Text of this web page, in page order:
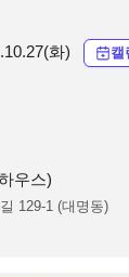
화) 캘
우스)
129-1 (대명동)